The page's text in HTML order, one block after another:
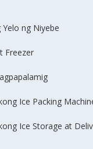
Yelo ng Niyebe
Freezer
Ice Packing
Ice Storage at